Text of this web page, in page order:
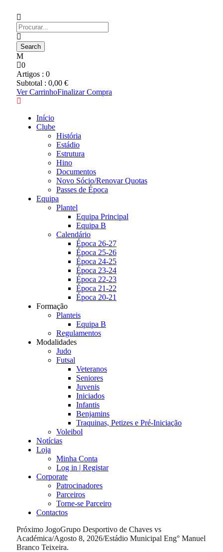
0
Artigos : 0
Subtotal : 0,00 €
Ver CarrinhoFinalizar Compra
Início
Clube
História
Estádio
Estrutura
Hino
Documentos
Novo Sócio/Renovar Quotas
Passes de Época
Equipa
Plantel
Equipa Principal
Equipa B
Calendário
Época 26-27
Época 25-26
Época 24-25
Época 23-24
Época 22-23
Época 21-22
Época 20-21
Formação
Planteis
Equipa B
Regulamentos
Modalidades
Judo
Futsal
Veteranos
Seniores
Juvenis
Iniciados
Infantis
Benjamins
Traquinas, Petizes e Pré-Iniciação
Voleibol
Notícias
Loja
Minha Conta
Log in | Registar
Corporate
Patrocinadores
Parceiros
Torne-se Parceiro
Contactos
Próximo JogoGrupo Desportivo de Chaves vs
Académica/Agosto 8, 2026/Estádio Municipal Eng° Manuel
Branco Teixeira.